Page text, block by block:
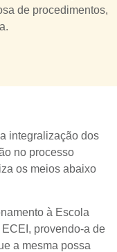
de procedimentos,
integralização dos
no processo
os meios abaixo
à Escola
provendo-a de
a mesma possa